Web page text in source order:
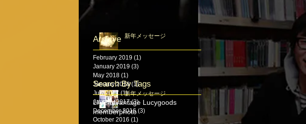
新年メッセージ
新年メッセージ
Archive
February 2019 (1)
January 2019 (3)
May 2018 (1)
January 2018 (1)1 post
July 2017 (1)1 post
January 2017 (3)3 posts
December 2016 (3)
October 2016 (1)
Search By Tags
LIVEadvantage Lucygoods
memberphoto